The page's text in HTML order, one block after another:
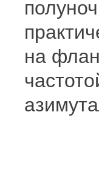
на